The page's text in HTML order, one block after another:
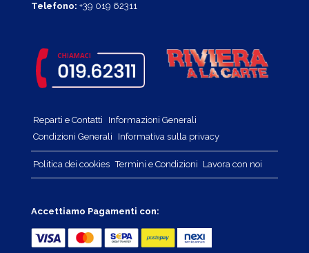
Telefono: +39 019 62311
Reparti e Contatti
Informazioni Generali
Condizioni Generali
Informativa sulla privacy
Politica dei cookies Termini e Condizioni Lavora con noi
Accettiamo Pagamenti con: